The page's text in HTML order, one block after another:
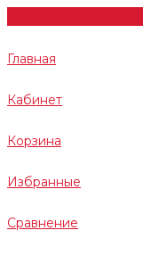
Главная
Кабинет
Корзина
Избранные
Сравнение